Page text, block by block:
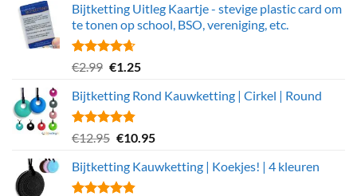
was:
€13.95.
is:
€10.95.
Bijtketting Uitleg Kaartje - stevige plastic card om
te tonen op school, BSO, vereniging, etc.
Gewaardeerd
€2.99 Oorspronkelijke
was:
€2.99.
€1.25Huidige
is:
Bijtketting Rond Kauwketting | Cirkel | Round
Gewaardeerd
€12.95 Oorspronkelijke
was:
€12.95.
€10.95Huidige
is:
Bijtketting Kauwketting | Koekjes! | 4 kleuren